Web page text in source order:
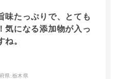
味たっぷりで、とても
気になる添加物が入っ
ね。
県:栃木県